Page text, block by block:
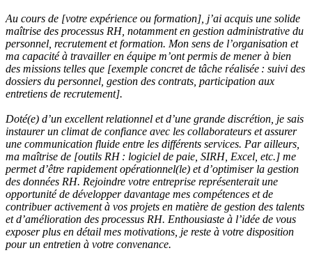
Au cours de [votre expérience ou formation], j’ai acquis une solide
maîtrise des processus RH, notamment en gestion administrative du
personnel, recrutement et formation. Mon sens de l’organisation et
ma capacité à travailler en équipe m’ont permis de mener à bien
des missions telles que [exemple concret de tâche réalisée : suivi des
dossiers du personnel, gestion des contrats, participation aux
entretiens de recrutement].
Doté(e) d’un excellent relationnel et d’une grande discrétion, je sais
instaurer un climat de confiance avec les collaborateurs et assurer
une communication fluide entre les différents services. Par ailleurs,
ma maîtrise de [outils RH : logiciel de paie, SIRH, Excel, etc.] me
permet d’être rapidement opérationnel(le) et d’optimiser la gestion
des données RH. Rejoindre votre entreprise représenterait une
opportunité de développer davantage mes compétences et de
contribuer activement à vos projets en matière de gestion des talents
et d’amélioration des processus RH. Enthousiaste à l’idée de vous
exposer plus en détail mes motivations, je reste à votre disposition
pour un entretien à votre convenance.